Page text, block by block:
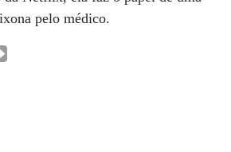
pelo médico.